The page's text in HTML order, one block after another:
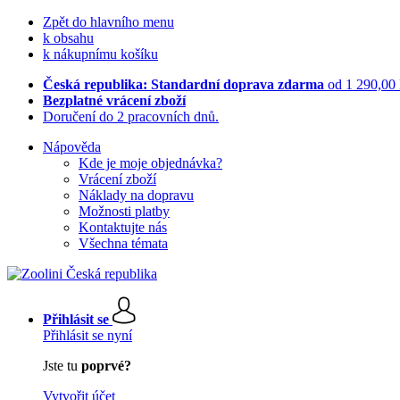
Zpět do hlavního menu
k obsahu
k nákupnímu košíku
Česká republika: Standardní doprava zdarma od 1 290,00
Bezplatné vrácení zboží
Doručení do 2 pracovních dnů.
Nápověda
Kde je moje objednávka?
Vrácení zboží
Náklady na dopravu
Možnosti platby
Kontaktujte nás
Všechna témata
Přihlásit se
Přihlásit se nyní
Jste tu poprvé?
Vytvořit účet